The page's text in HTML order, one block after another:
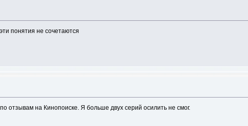
понятия не сочетаются
отзывам на Кинопоиске. Я больше двух серий осилить не смог.